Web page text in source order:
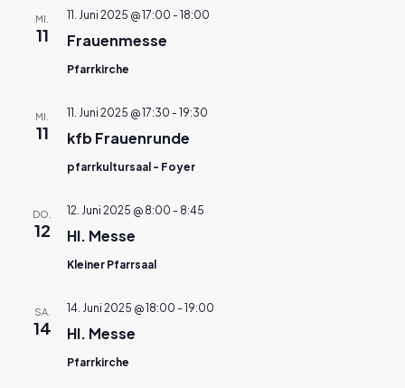
MI.
11 Frauenmesse
11. Juni 2025 @ 17:00 - 18:00
Pfarrkirche
MI.
11 kfb Frauenrunde
11. Juni 2025 @ 17:30 - 19:30
pfarrkultursaal - Foyer
DO.
12 Hl. Messe
12. Juni 2025 @ 8:00 - 8:45
Kleiner Pfarrsaal
SA.
14 Hl. Messe
14. Juni 2025 @ 18:00 - 19:00
Pfarrkirche